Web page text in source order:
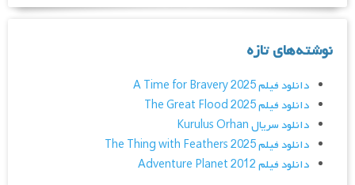
نوشته‌های تازه
دانلود فیلم A Time for Bravery 2025
دانلود فیلم The Great Flood 2025
دانلود سریال Kurulus Orhan
دانلود فیلم The Thing with Feathers 2025
دانلود فیلم Adventure Planet 2012